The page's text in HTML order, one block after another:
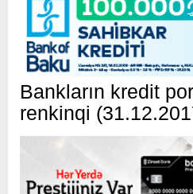
Bankların kredit
renkinqi